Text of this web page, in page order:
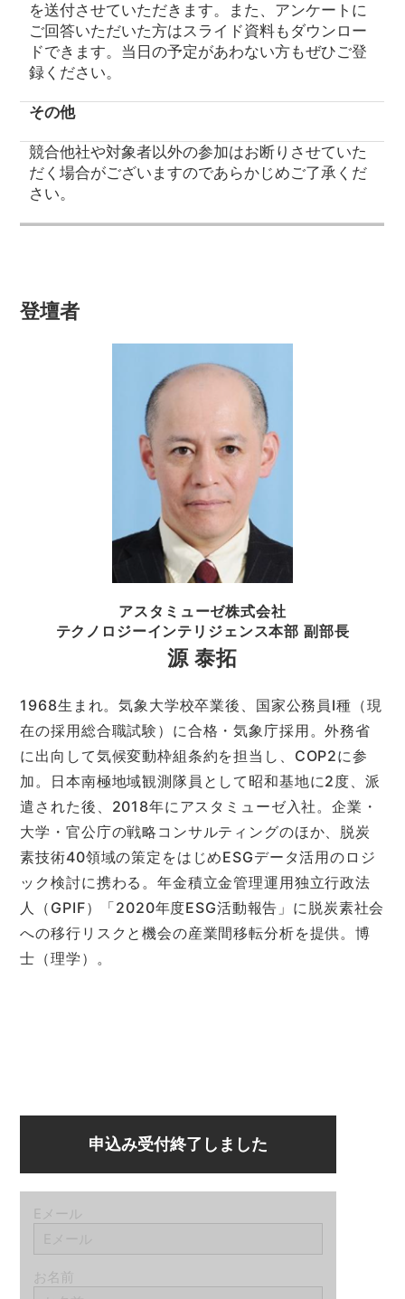
を送付させていただきます。また、アンケートに
ご回答いただいた方はスライド資料もダウンロー
ドできます。当日の予定があわない方もぜひご登
録ください。
その他
競合他社や対象者以外の参加はお断りさせていた
だく場合がございますのであらかじめご了承くだ
さい。
登壇者
アスタミューゼ株式会社
テクノロジーインテリジェンス本部 副部長
源 泰拓
1968生まれ。気象大学校卒業後、国家公務員I種（現
在の採用総合職試験）に合格・気象庁採用。外務省
に出向して気候変動枠組条約を担当し、COP2に参
加。日本南極地域観測隊員として昭和基地に2度、派
遣された後、2018年にアスタミューゼ入社。企業・
大学・官公庁の戦略コンサルティングのほか、脱炭
素技術40領域の策定をはじめESGデータ活用のロジ
ック検討に携わる。年金積立金管理運用独立行政法
人（GPIF）「2020年度ESG活動報告」に脱炭素社会
への移行リスクと機会の産業間移転分析を提供。博
士（理学）。
申込み受付終了しました
Eメール
お名前